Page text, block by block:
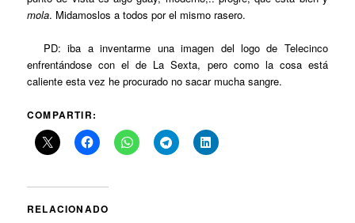
mola. Midamoslos a todos por el mismo rasero.
PD: iba a inventarme una imagen del logo de Telecinco
enfrentándose con el de La Sexta, pero como la cosa está
caliente esta vez he procurado no sacar mucha sangre.
COMPARTIR:
RELACIONADO